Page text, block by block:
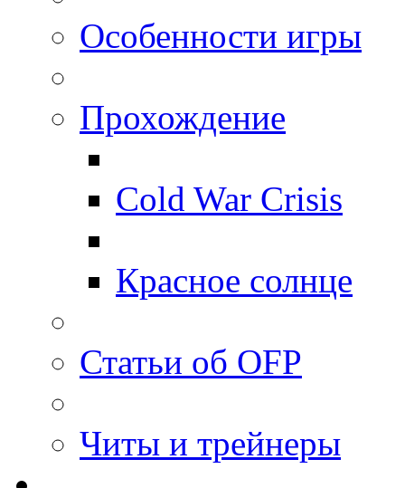
Особенности игры
Прохождение
Cold War Crisis
Красное солнце
Статьи об OFP
Читы и трейнеры